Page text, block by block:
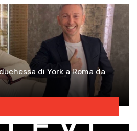
di York a Roma da